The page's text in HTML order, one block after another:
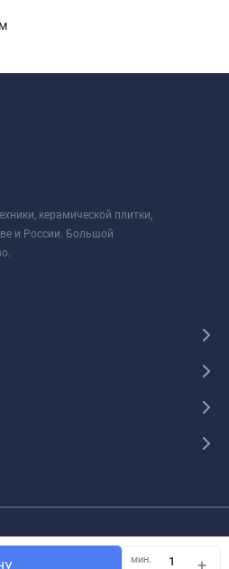
мин.
керамической плитки,
и России. Большой
ни при каких условиях материалы и цены,